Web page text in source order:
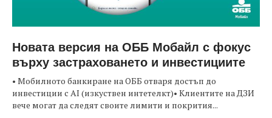
Новата версия на ОББ Мобайл с фокус
върху застраховането и инвестициите
• Мобилното банкиране на ОББ отваря достъп до
инвестиции с AI (изкуствен интетелкт)• Клиентите на ДЗИ
вече могат да следят своите лимити и покрития...